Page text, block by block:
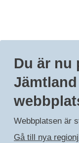
Du är nu
Webbplatsen är
Gå till nya